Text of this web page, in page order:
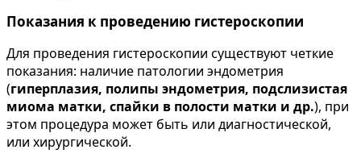
Показания к проведению гистероскопии
Для проведения гистероскопии существуют четкие
показания: наличие патологии эндометрия
(гиперплазия, полипы эндометрия, подслизистая
миома матки, спайки в полости матки и др.), при
этом процедура может быть или диагностической,
или хирургической.